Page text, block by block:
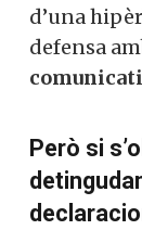
d’una
defensa
Però si